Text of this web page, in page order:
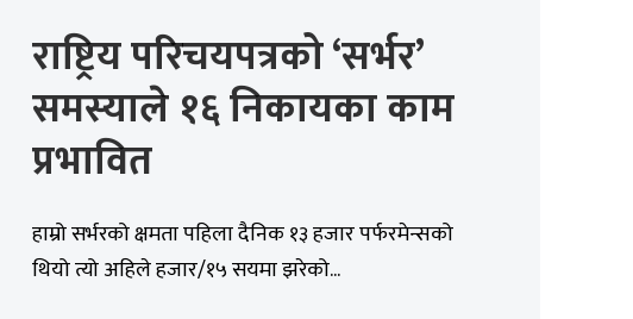
राष्ट्रिय परिचयपत्रको ‘सर्भर’
समस्याले १६ निकायका काम
प्रभावित
हाम्रो सर्भरको क्षमता पहिला दैनिक १३ हजार पर्फरमेन्सको
थियो त्यो अहिले हजार/१५ सयमा झरेको...